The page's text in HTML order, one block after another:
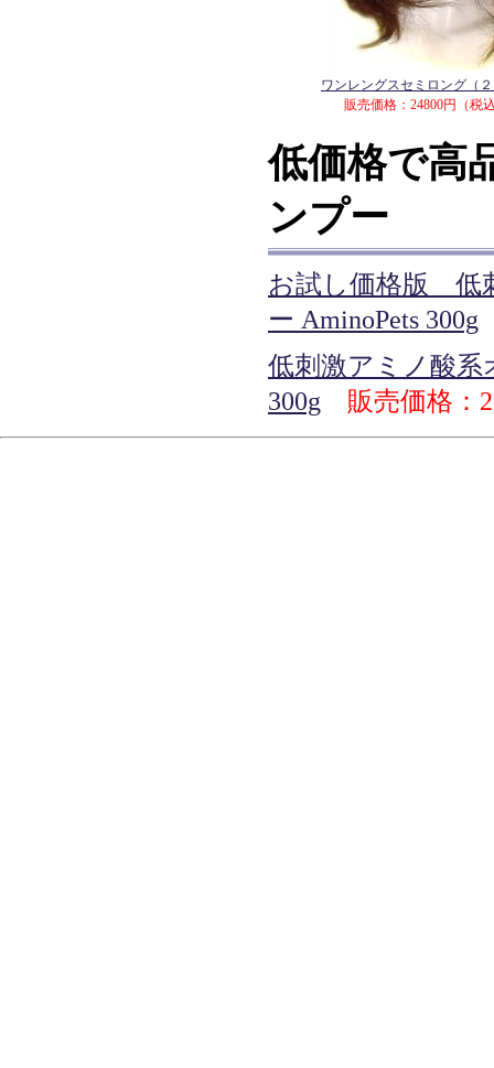
ワンレングスセミロング（
販売価格：24800円（税
低価格で高
ンプー
お試し価格版 低
ー AminoPets 300g
低刺激アミノ酸系
300g
販売価格：